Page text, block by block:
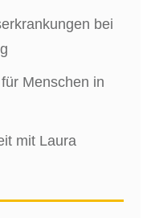
bei
Menschen in
mit Laura